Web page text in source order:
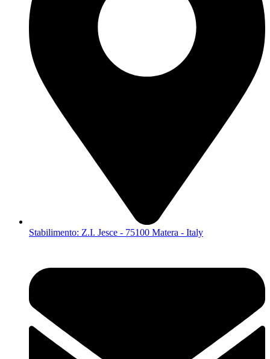
Stabilimento: Z.I. Jesce - 75100 Matera - Italy